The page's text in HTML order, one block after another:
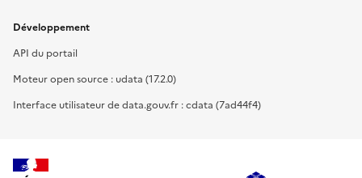
Développement
API du portail
Moteur open source : udata (17.2.0)
Interface utilisateur de data.gouv.fr : cdata (7ad44f4)